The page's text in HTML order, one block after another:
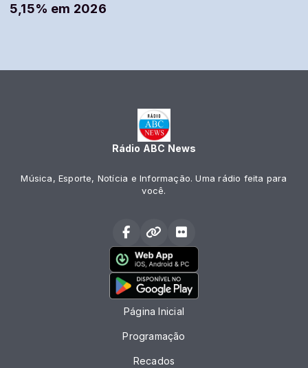
5,15% em 2026
Rádio ABC News
Música, Esporte, Notícia e Informação. Uma rádio feita para
você.
Página Inicial
Programação
Recados